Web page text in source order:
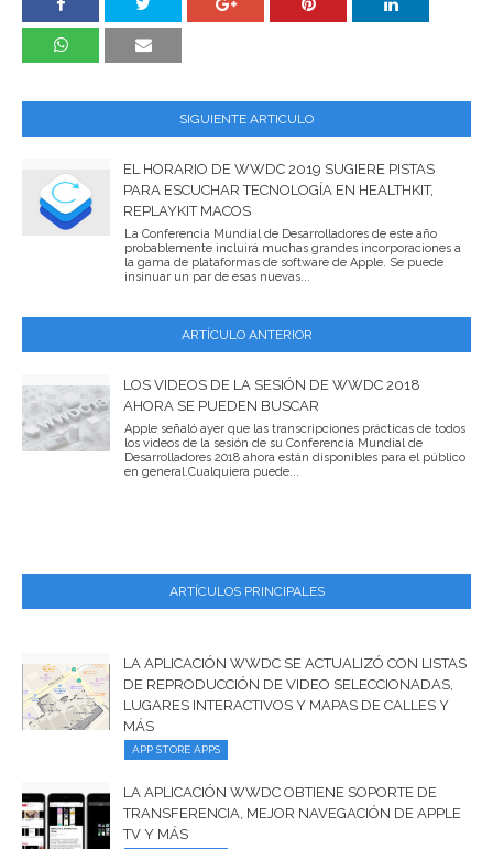
SIGUIENTE ARTICULO
EL HORARIO DE WWDC 2019 SUGIERE PISTAS
PARA ESCUCHAR TECNOLOGÍA EN HEALTHKIT,
REPLAYKIT MACOS
La Conferencia Mundial de Desarrolladores de este año
probablemente incluirá muchas grandes incorporaciones a
la gama de plataformas de software de Apple. Se puede
insinuar un par de esas nuevas...
ARTÍCULO ANTERIOR
LOS VIDEOS DE LA SESIÓN DE WWDC 2018
AHORA SE PUEDEN BUSCAR
Apple señaló ayer que las transcripciones prácticas de todos
los videos de la sesión de su Conferencia Mundial de
Desarrolladores 2018 ahora están disponibles para el público
en general.Cualquiera puede...
ARTÍCULOS PRINCIPALES
LA APLICACIÓN WWDC SE ACTUALIZÓ CON LISTAS
DE REPRODUCCIÓN DE VIDEO SELECCIONADAS,
LUGARES INTERACTIVOS Y MAPAS DE CALLES Y
MÁS
APP STORE APPS
LA APLICACIÓN WWDC OBTIENE SOPORTE DE
TRANSFERENCIA, MEJOR NAVEGACIÓN DE APPLE
TV Y MÁS